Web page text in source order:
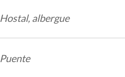
Hostal, albergue
Puente